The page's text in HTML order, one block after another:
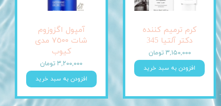
کرم ترمیم کننده
دکتر آلتیا 345
۳,۱۵۰,۰۰۰ تومان
افزودن به سبد خرید
آمپول اگزوزوم
شات ٧٥٠٠ مدی
کیوب
۳,۲۰۰,۰۰۰ تومان
افزودن به سبد خرید